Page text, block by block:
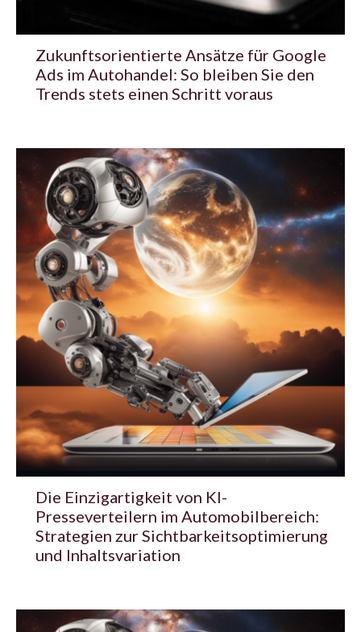
Zukunftsorientierte Ansätze für Google
Ads im Autohandel: So bleiben Sie den
Trends stets einen Schritt voraus
Die Einzigartigkeit von KI-
Presseverteilern im Automobilbereich:
Strategien zur Sichtbarkeitsoptimierung
und Inhaltsvariation